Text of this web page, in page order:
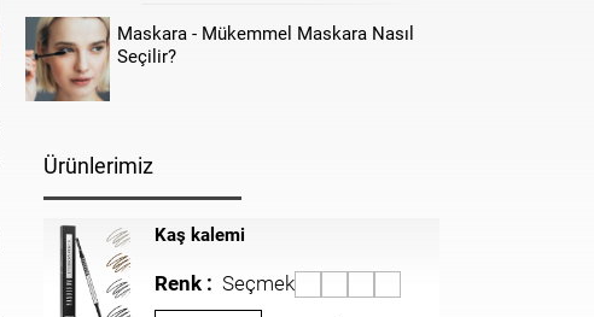
Maskara - Mükemmel Maskara Nasıl
Seçilir?
Ürünlerimiz
Kaş kalemi
Renk : Seçmek